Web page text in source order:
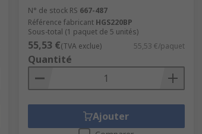
N° de stock RS 667-487
Référence fabricant HGS220BP
Sous-total (1 paquet de 5 unités)
55,53 €(TVA exclue) 55,53 €/paquet
Quantité
Ajouter